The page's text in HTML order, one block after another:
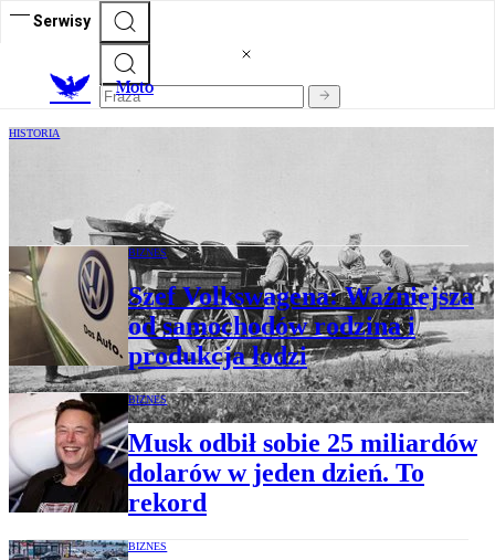
Serwisy
Moto
HISTORIA
Motoryzacja za cara Mikołaja II
BIZNES
Szef Volkswagena: Ważniejsza
od samochodów rodzina i
produkcja łodzi
BIZNES
Musk odbił sobie 25 miliardów
dolarów w jeden dzień. To
rekord
BIZNES